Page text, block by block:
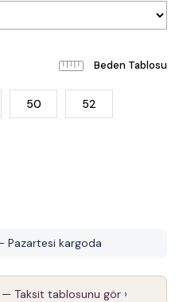
Beden Tablosu
50 52
Pazartesi kargoda
— Taksit tablosunu gör ›